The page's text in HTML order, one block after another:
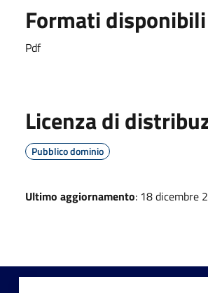
Formati disponibili
Pdf
Licenza di
Pubblico dominio
Ultimo aggiornamento: 18 dicembre